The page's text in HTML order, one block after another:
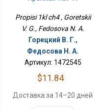
Propisi 1kl ch4 , Goretskii
V. G., Fedosova N. A.
Горецкий В. Г.,
Федосова Н. А.
Артикул: 1472545
$11.84
Доставка за 14–20 дней